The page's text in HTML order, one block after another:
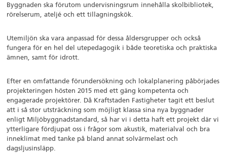
Byggnaden ska förutom undervisningsrum innehålla skolbibliotek,
rörelserum, ateljé och ett tillagningskök.
Utemiljön ska vara anpassad för dessa åldersgrupper och också
fungera för en hel del utepedagogik i både teoretiska och praktiska
ämnen, samt för idrott.
Efter en omfattande förundersökning och lokalplanering påbörjades
projekteringen hösten 2015 med ett gäng kompetenta och
engagerade projektörer. Då Kraftstaden Fastigheter tagit ett beslut
att i så stor utsträckning som möjligt klassa sina nya byggnader
enligt Miljöbyggnadstandard, så har vi i detta haft ett projekt där vi
ytterligare fördjupat oss i frågor som akustik, materialval och bra
inneklimat med tanke på bland annat solvärmelast och
dagsljusinsläpp.